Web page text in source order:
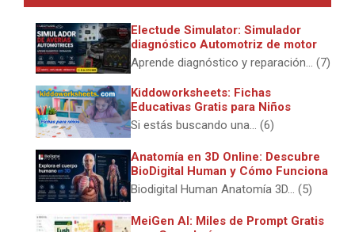
Electude Simulator: Simulador
diagnóstico Automotriz de motor
Aprende diagnóstico y reparación... (7)
Kiddoworksheets: Fichas
Educativas Gratis para Niños
Si estás buscando una... (6)
Anatomía en 3D Online: Descubre
BioDigital Human y Cómo Funciona
Biodigital Human Anatomía 3D... (5)
MeiGen AI: Miles de Prompt Gratis